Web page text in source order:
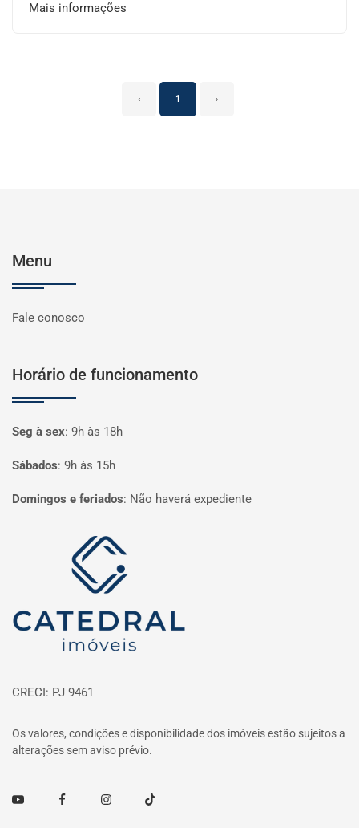
Mais informações
‹ 1 ›
Menu
Fale conosco
Horário de funcionamento
Seg à sex: 9h às 18h
Sábados: 9h às 15h
Domingos e feriados: Não haverá expediente
Página inicial
CRECI: PJ 9461
Os valores, condições e disponibilidade dos imóveis estão sujeitos a
alterações sem aviso prévio.
Youtube FacebookInstagramTikTok